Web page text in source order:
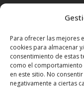
Para ofrecer las mejores
cookies para almacenar
consentimiento de estas
como el comportamiento
en este sitio. No
negativamente a ciertas
Colegio
46021 Valencia
96 339 36 00